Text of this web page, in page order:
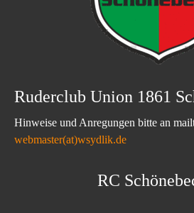
Ruderclub Union 1861
Hinweise und Anregungen bitte an
webmaster(at)wsydlik.de
RC